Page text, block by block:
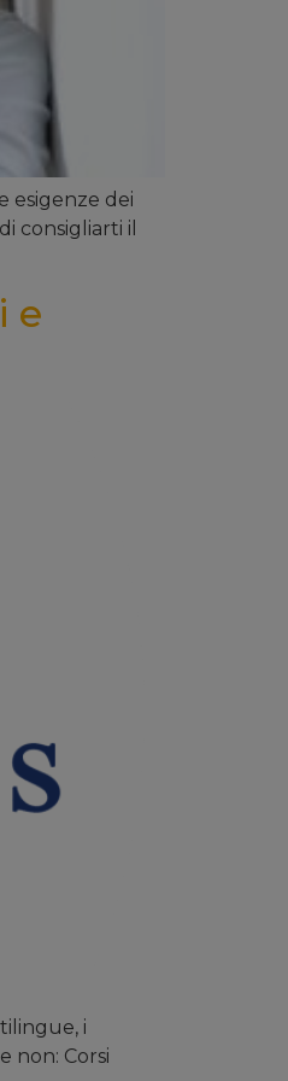
esigenze dei
consigliarti il
e
i
non: Corsi